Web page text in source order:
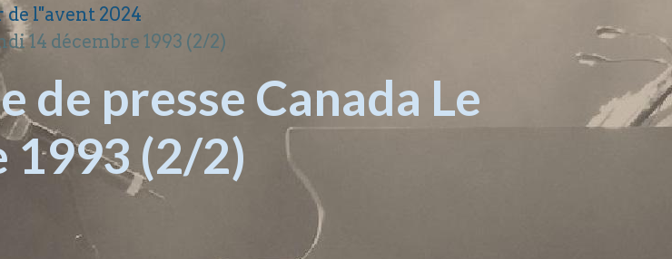
l''avent 2024
14 décembre 1993 (2/2)
de presse Canada Le
1993 (2/2)